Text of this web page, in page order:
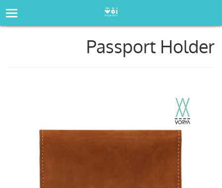
Passport Holder
Passport Holder